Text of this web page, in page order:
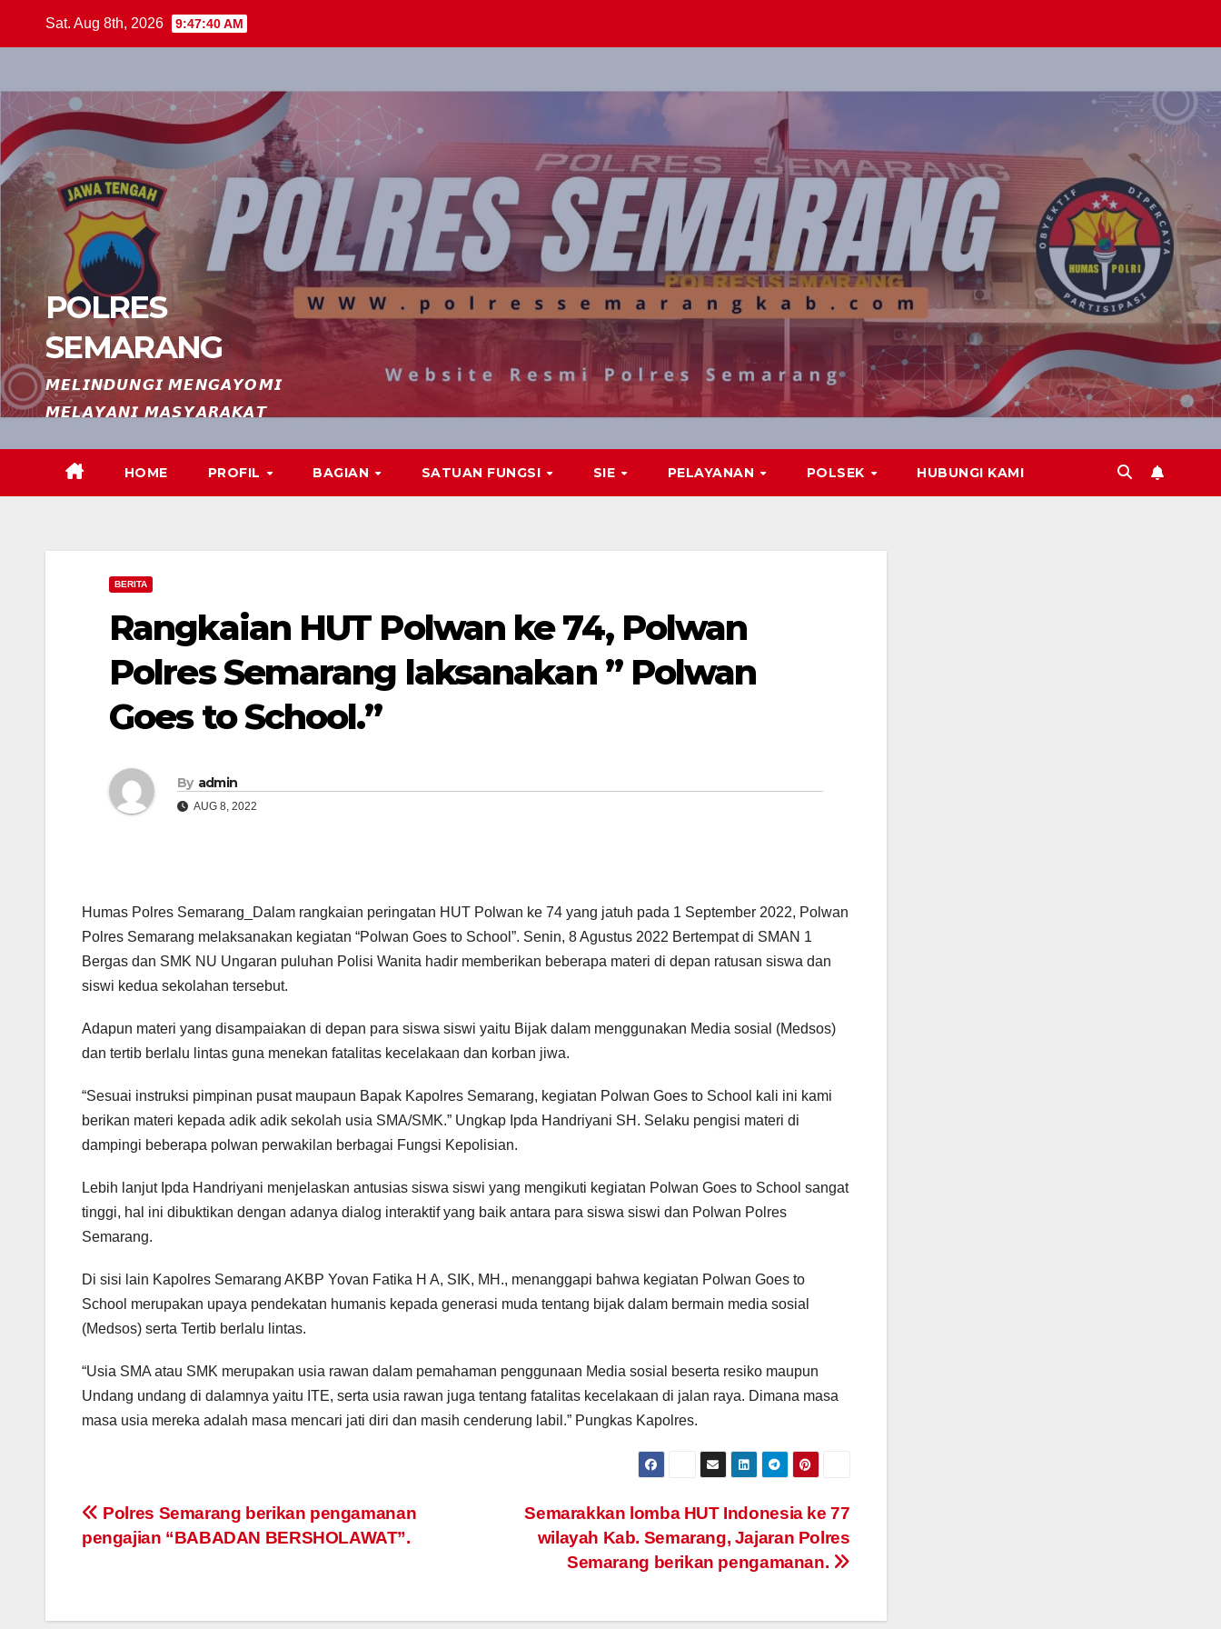
Sat. Aug 8th, 2026 9:47:41 AM
POLRES
SEMARANG
𝙈𝙀𝙇𝙄𝙉𝘿𝙐𝙉𝙂𝙄 𝙈𝙀𝙉𝙂𝘼𝙔𝙊𝙈𝙄
𝙈𝙀𝙇𝘼𝙔𝘼𝙉𝙄 𝙈𝘼𝙎𝙔𝘼𝙍𝘼𝙆𝘼𝙏
HOME PROFIL BAGIAN SATUAN FUNGSI SIE PELAYANAN POLSEK HUBUNGI KAMI
BERITA
Rangkaian HUT Polwan ke 74, Polwan
Polres Semarang laksanakan ” Polwan
Goes to School.”
By admin
AUG 8, 2022
Humas Polres Semarang_Dalam rangkaian peringatan HUT Polwan ke 74 yang jatuh pada 1 September 2022, Polwan
Polres Semarang melaksanakan kegiatan “Polwan Goes to School”. Senin, 8 Agustus 2022 Bertempat di SMAN 1
Bergas dan SMK NU Ungaran puluhan Polisi Wanita hadir memberikan beberapa materi di depan ratusan siswa dan
siswi kedua sekolahan tersebut.
Adapun materi yang disampaiakan di depan para siswa siswi yaitu Bijak dalam menggunakan Media sosial (Medsos)
dan tertib berlalu lintas guna menekan fatalitas kecelakaan dan korban jiwa.
“Sesuai instruksi pimpinan pusat maupaun Bapak Kapolres Semarang, kegiatan Polwan Goes to School kali ini kami
berikan materi kepada adik adik sekolah usia SMA/SMK.” Ungkap Ipda Handriyani SH. Selaku pengisi materi di
dampingi beberapa polwan perwakilan berbagai Fungsi Kepolisian.
Lebih lanjut Ipda Handriyani menjelaskan antusias siswa siswi yang mengikuti kegiatan Polwan Goes to School sangat
tinggi, hal ini dibuktikan dengan adanya dialog interaktif yang baik antara para siswa siswi dan Polwan Polres
Semarang.
Di sisi lain Kapolres Semarang AKBP Yovan Fatika H A, SIK, MH., menanggapi bahwa kegiatan Polwan Goes to
School merupakan upaya pendekatan humanis kepada generasi muda tentang bijak dalam bermain media sosial
(Medsos) serta Tertib berlalu lintas.
“Usia SMA atau SMK merupakan usia rawan dalam pemahaman penggunaan Media sosial beserta resiko maupun
Undang undang di dalamnya yaitu ITE, serta usia rawan juga tentang fatalitas kecelakaan di jalan raya. Dimana masa
masa usia mereka adalah masa mencari jati diri dan masih cenderung labil.” Pungkas Kapolres.
Post
navigation
Semarakkan lomba HUT Indonesia ke 77
wilayah Kab. Semarang, Jajaran Polres
Semarang berikan pengamanan.
Polres Semarang berikan pengamanan
pengajian “BABADAN BERSHOLAWAT”.